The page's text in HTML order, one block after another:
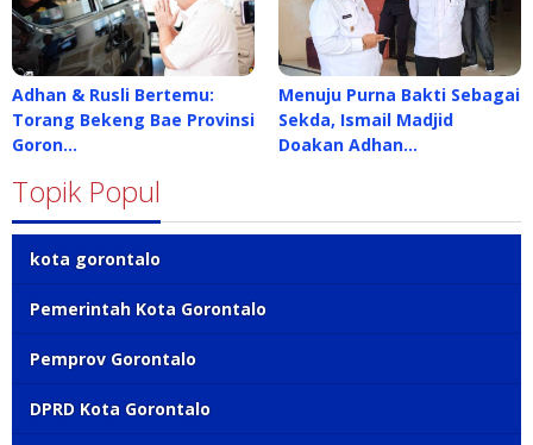
Adhan & Rusli Bertemu:
Torang Bekeng Bae Provinsi
Goron…
Menuju Purna Bakti Sebagai
Sekda, Ismail Madjid
Doakan Adhan…
Topik Popul
kota gorontalo
Pemerintah Kota Gorontalo
Pemprov Gorontalo
DPRD Kota Gorontalo